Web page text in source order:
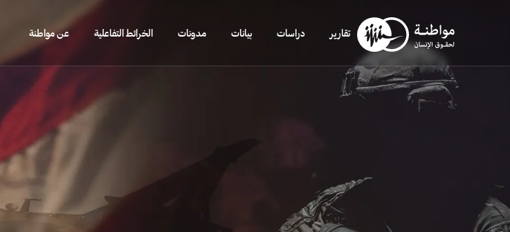
تقارير دراسات بيانات مدونات الخرائط التفاعلية عن مواطنة